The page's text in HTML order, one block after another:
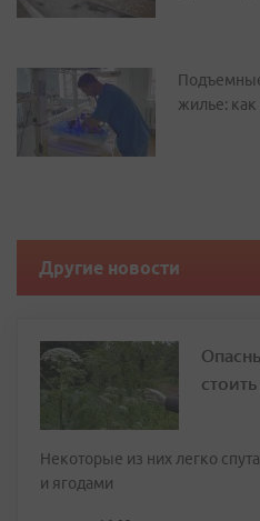
жилье:
Другие новости
Некоторые из них легко
и ягодами